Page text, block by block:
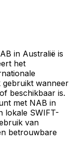
in Australië is
het
gebruikt wanneer
beschikbaar is.
met NAB in
lokale SWIFT-
van
betrouwbare